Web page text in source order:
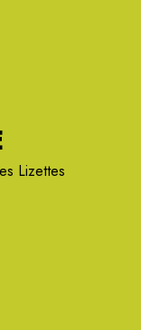
Lizettes